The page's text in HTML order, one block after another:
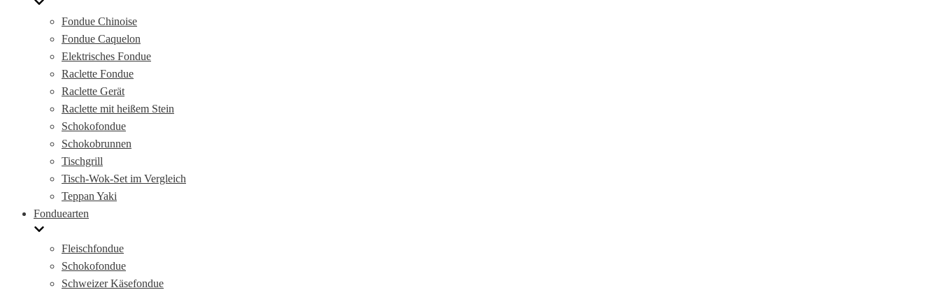
Fondue Chinoise
Fondue Caquelon
Elektrisches Fondue
Raclette Fondue
Raclette Gerät
Raclette mit heißem Stein
Schokofondue
Schokobrunnen
Tischgrill
Tisch-Wok-Set im Vergleich
Teppan Yaki
Fonduearten
Fleischfondue
Schokofondue
Schweizer Käsefondue